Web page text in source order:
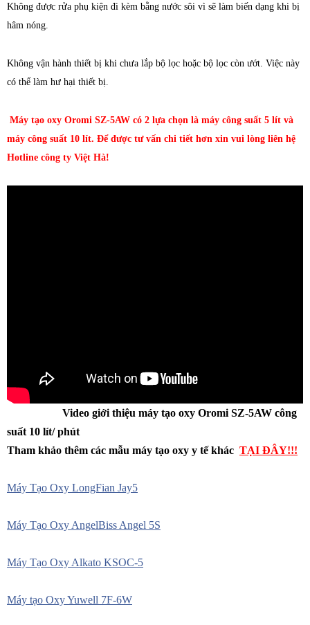
Không được rửa phụ kiện đi kèm bằng nước sôi vì sẽ làm biến dạng khi bị
hâm nóng.
Không vận hành thiết bị khi chưa lắp bộ lọc hoặc bộ lọc còn ướt. Việc này
có thể làm hư hại thiết bị.
Máy tạo oxy Oromi SZ-5AW có 2 lựa chọn là máy công suất 5 lít và
máy công suất 10 lít. Để được tư vấn chi tiết hơn xin vui lòng liên hệ
Hotline công ty Việt Hà!
Video giới thiệu máy tạo oxy Oromi SZ-5AW công
suất 10 lít/ phút
Tham khảo thêm các mẫu máy tạo oxy y tế khác TẠI ĐÂY!!!
Máy Tạo Oxy LongFian Jay5
Máy Tạo Oxy AngelBiss Angel 5S
Máy Tạo Oxy Alkato KSOC-5
Máy tạo Oxy Yuwell 7F-6W